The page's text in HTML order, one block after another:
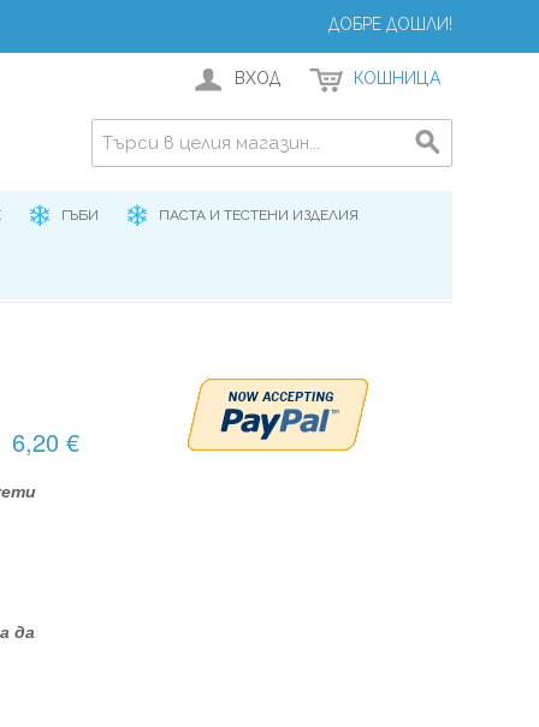
ДОБРЕ ДОШЛИ!
ВХОД КОШНИЦА
ГЪБИ ПАСТА И ТЕСТЕНИ ИЗДЕЛИЯ
6,20 €
да